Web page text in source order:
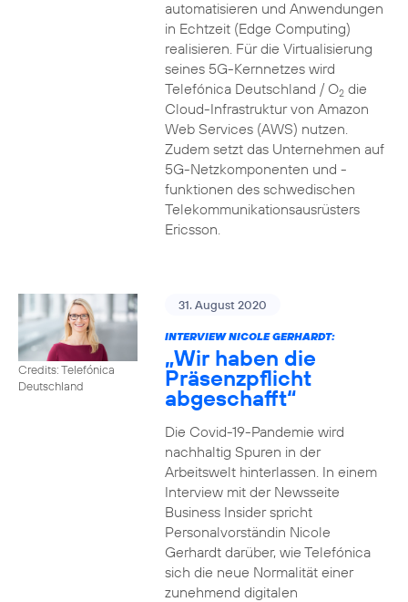
automatisieren und Anwendungen
in Echtzeit (Edge Computing)
realisieren. Für die Virtualisierung
seines 5G-Kernnetzes wird
Telefónica Deutschland / O2die
Cloud-Infrastruktur von Amazon
Web Services (AWS) nutzen.
Zudem setzt das Unternehmen auf
5G-Netzkomponenten und -
funktionen des schwedischen
Telekommunikationsausrüsters
Ericsson.
Credits: Telefónica
Deutschland
31. August 2020
INTERVIEW NICOLE GERHARDT:
„Wir haben die
Präsenzpflicht
abgeschafft“
Die Covid-19-Pandemie wird
nachhaltig Spuren in der
Arbeitswelt hinterlassen. In einem
Interview mit der Newsseite
Business Insider spricht
Personalvorständin Nicole
Gerhardt darüber, wie Telefónica
sich die neue Normalität einer
zunehmend digitalen